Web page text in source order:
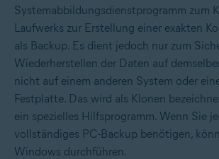
Systemabbildungsdienstprogramm zum
Laufwerks zur Erstellung einer exakten
als Backup. Es dient jedoch nur zum
Wiederherstellen der Daten auf
nicht auf einem anderen System oder
Festplatte. Das wird als Klonen
ein spezielles Hilfsprogramm. Wenn Sie
vollständiges PC-Backup benötigen,
Windows durchführen.